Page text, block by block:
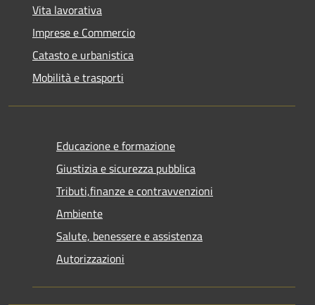
Vita lavorativa
Imprese e Commercio
Catasto e urbanistica
Mobilità e trasporti
Educazione e formazione
Giustizia e sicurezza pubblica
Tributi,finanze e contravvenzioni
Ambiente
Salute, benessere e assistenza
Autorizzazioni